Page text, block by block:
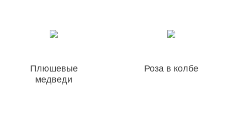
Плюшевые
медведи
Роза в колбе